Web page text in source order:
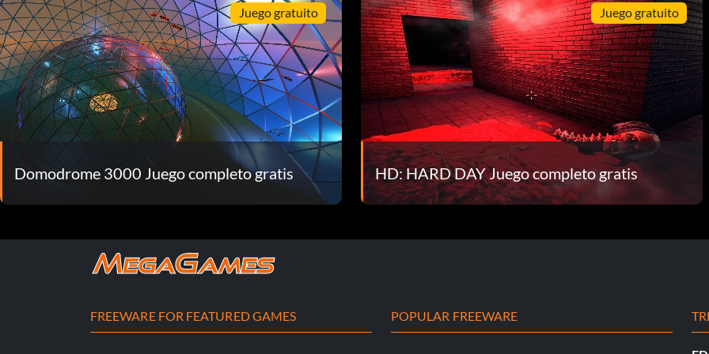
Juego gratuito
Domodrome 3000 Juego completo gratis
Juego gratuito
HD: HARD DAY Juego completo gratis
FREEWARE FOR FEATURED GAMES POPULAR FREEWARE